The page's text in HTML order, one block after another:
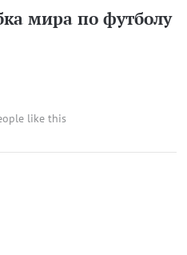
мира по футболу
like this